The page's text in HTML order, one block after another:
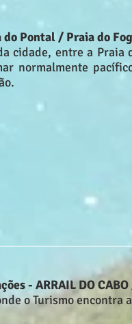
do Pontal / Praia do
cidade, entre a Praia
normalmente
- ARRAIL DO CABO
o Turismo encontra